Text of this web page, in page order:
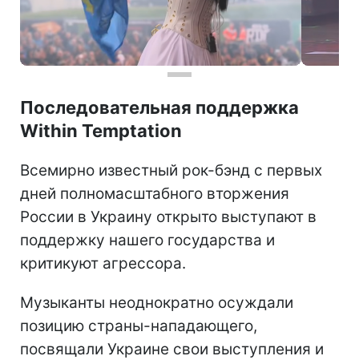
Последовательная поддержка
Within Temptation
Всемирно известный рок-бэнд с первых
дней полномасштабного вторжения
России в Украину открыто выступают в
поддержку нашего государства и
критикуют агрессора.
Музыканты неоднократно осуждали
позицию страны-нападающего,
посвящали Украине свои выступления и